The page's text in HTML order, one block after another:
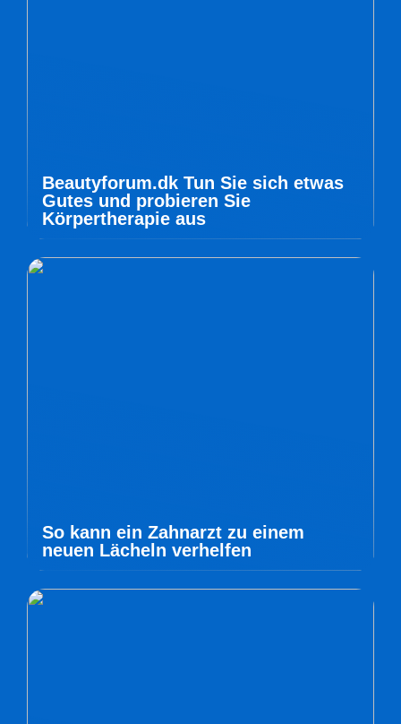
Beautyforum.dk Tun Sie sich etwas
Gutes und probieren Sie
Körpertherapie aus
So kann ein Zahnarzt zu einem
neuen Lächeln verhelfen